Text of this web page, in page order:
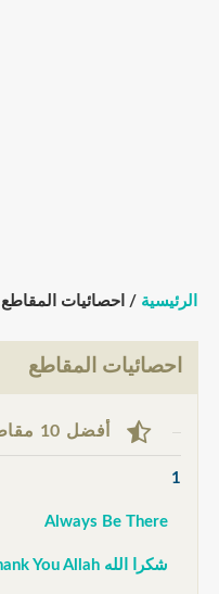
الرئيسية / احصائيات المقاطع
احصائيات المقاطع
أفضل 10 مقاطع وألبومات حسب التقييم
1
Always Be There
شكرا الله Thank You Allah